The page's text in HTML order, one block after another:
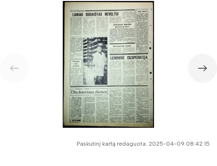
Paskutinį kartą redaguota: 2025-04-09 08:42:15